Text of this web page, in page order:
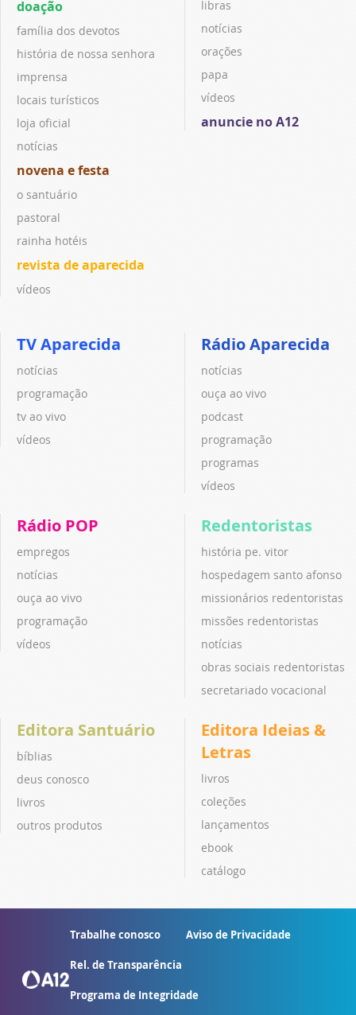
doação
família dos devotos
história de nossa senhora
imprensa
locais turísticos
loja oficial
notícias
novena e festa
o santuário
pastoral
rainha hotéis
revista de aparecida
vídeos
libras
notícias
orações
papa
vídeos
anuncie no A12
TV Aparecida
notícias
programação
tv ao vivo
vídeos
Rádio Aparecida
notícias
ouça ao vivo
podcast
programação
programas
vídeos
Rádio POP
empregos
notícias
ouça ao vivo
programação
vídeos
Redentoristas
história pe. vitor
hospedagem santo afonso
missionários redentoristas
missões redentoristas
notícias
obras sociais redentoristas
secretariado vocacional
Editora Santuário
bíblias
deus conosco
livros
outros produtos
Editora Ideias &
Letras
livros
coleções
lançamentos
ebook
catálogo
Trabalhe conosco Aviso de Privacidade
Rel. de Transparência
Programa de Integridade